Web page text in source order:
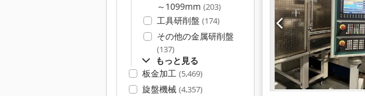
～1099mm (203)
工具研削盤 (174)
その他の金属研削盤
(137)
もっと見る
板金加工 (5,469)
旋盤機械 (4,357)